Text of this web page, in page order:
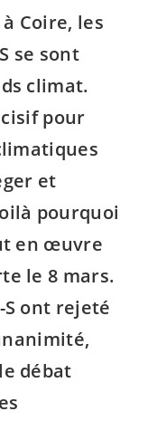
Coire, les
se sont
climat.
pour
et
pourquoi
en œuvre
le 8 mars.
ont rejeté
débat